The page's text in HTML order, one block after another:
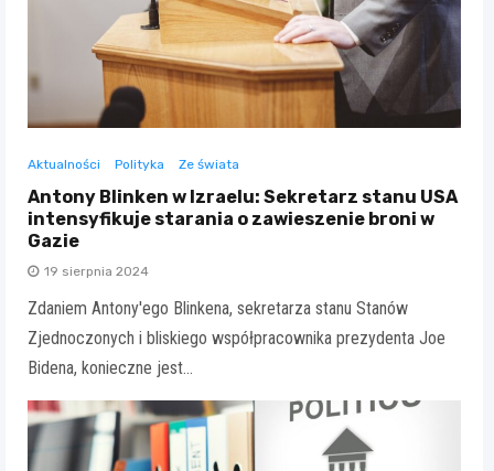
Aktualności Polityka Ze świata
Antony Blinken w Izraelu: Sekretarz stanu USA
intensyfikuje starania o zawieszenie broni w
Gazie
19 sierpnia 2024
Zdaniem Antony'ego Blinkena, sekretarza stanu Stanów
Zjednoczonych i bliskiego współpracownika prezydenta Joe
Bidena, konieczne jest…